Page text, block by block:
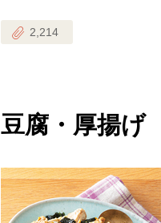
2,214
豆腐・厚揚げ